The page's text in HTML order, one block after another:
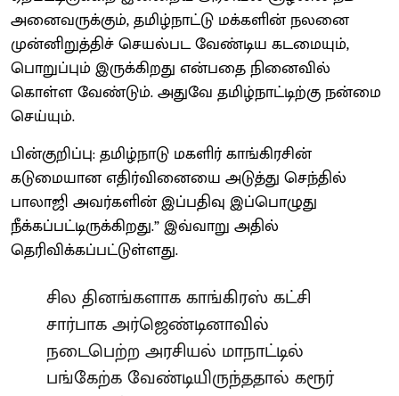
அனைவருக்கும், தமிழ்நாட்டு மக்களின் நலனை
முன்னிறுத்திச் செயல்பட வேண்டிய கடமையும்,
பொறுப்பும் இருக்கிறது என்பதை நினைவில்
கொள்ள வேண்டும். அதுவே தமிழ்நாட்டிற்கு நன்மை
செய்யும்.
பின்குறிப்பு: தமிழ்நாடு மகளிர் காங்கிரசின்
கடுமையான எதிர்வினையை அடுத்து செந்தில்
பாலாஜி அவர்களின் இப்பதிவு இப்பொழுது
நீக்கப்பட்டிருக்கிறது.” இவ்வாறு அதில்
தெரிவிக்கப்பட்டுள்ளது.
சில தினங்களாக காங்கிரஸ் கட்சி
சார்பாக அர்ஜெண்டினாவில்
நடைபெற்ற அரசியல் மாநாட்டில்
பங்கேற்க வேண்டியிருந்ததால் கரூர்